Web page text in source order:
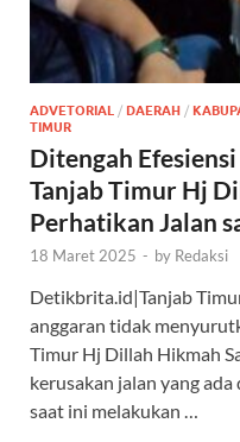
ADVETORIAL / DAERAH /
TIMUR
Ditengah
Tanjab Timur Hj
Perhatikan Jalan
18 Maret 2025 - by Redaksi
Detikbrita.id|Tanjab
anggaran tidak
Timur Hj Dillah Hikmah
kerusakan jalan yang
saat ini melakukan …